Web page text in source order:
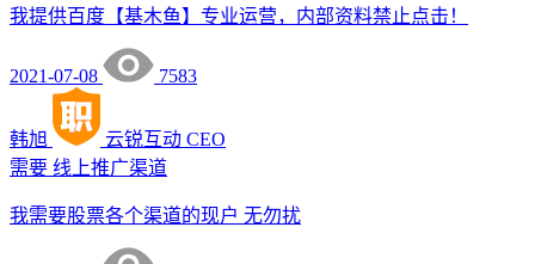
我提供百度【基木鱼】专业运营，内部资料禁止点击！
2021-07-08 7583
韩旭 云锐互动 CEO
需要 线上推广渠道
我需要股票各个渠道的现户 无勿扰